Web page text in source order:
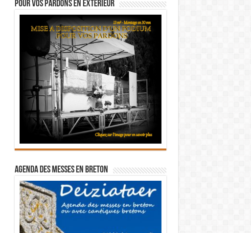
Pour vos pardons en extérieur
Agenda des messes en breton